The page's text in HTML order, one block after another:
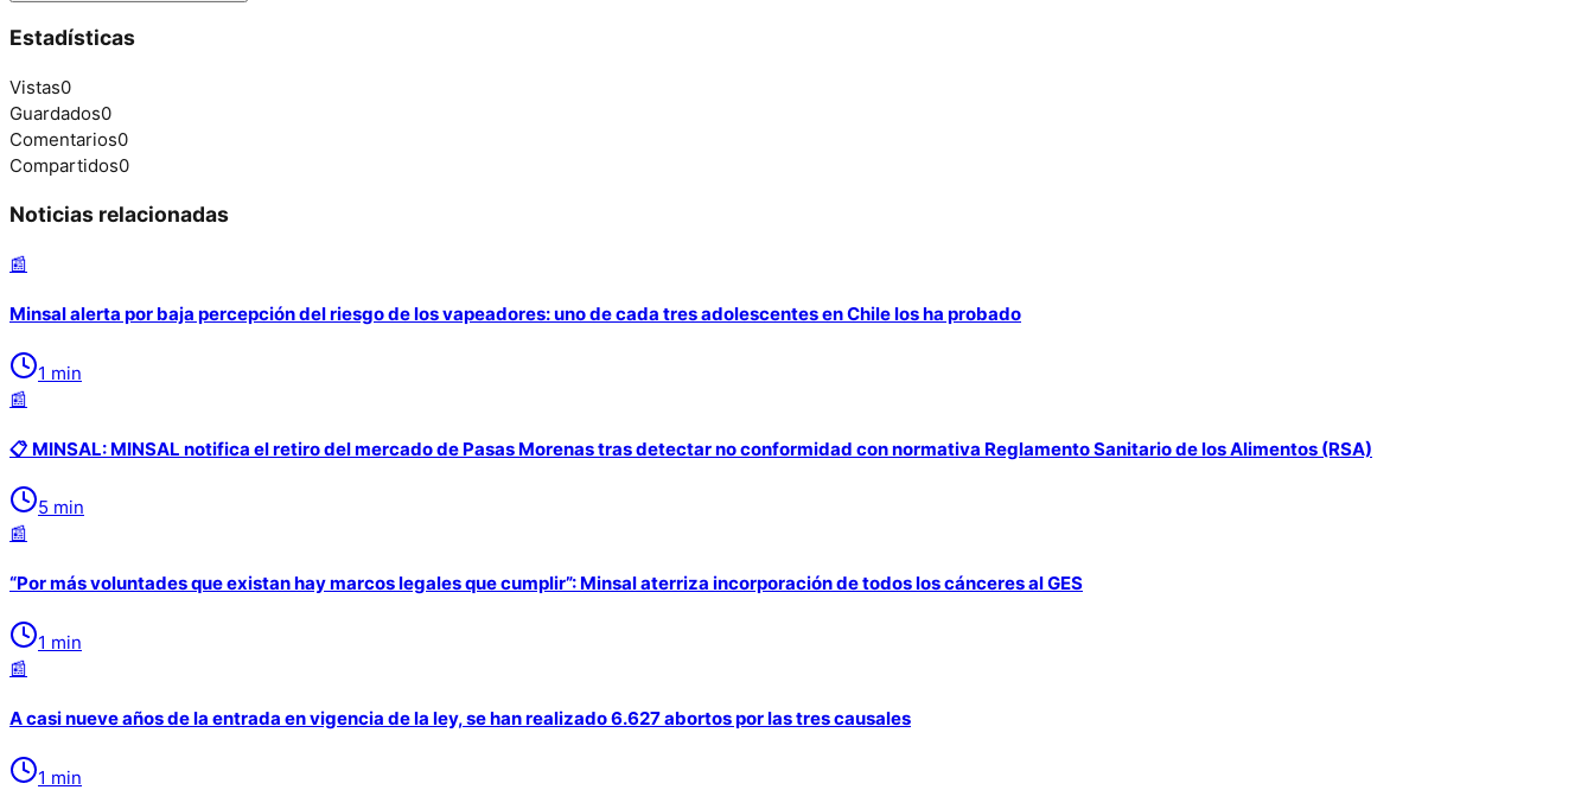
Estadísticas
Vistas0
Guardados0
Comentarios0
Compartidos0
Noticias relacionadas
📰
Minsal alerta por baja percepción del riesgo de los vapeadores: uno de cada tres adolescentes en Chile los ha probado
1 min
📰
📋 MINSAL: MINSAL notifica el retiro del mercado de Pasas Morenas tras detectar no conformidad con normativa Reglamento Sanitario de los Alimentos (RSA)
5 min
📰
“Por más voluntades que existan hay marcos legales que cumplir”: Minsal aterriza incorporación de todos los cánceres al GES
1 min
📰
A casi nueve años de la entrada en vigencia de la ley, se han realizado 6.627 abortos por las tres causales
1 min